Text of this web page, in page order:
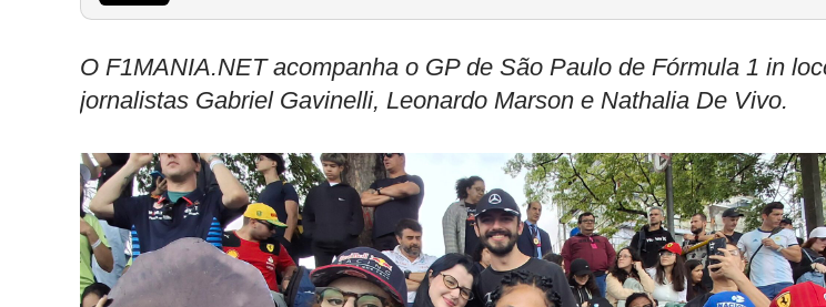
O F1MANIA.NET acompanha o GP de São Paulo de Fórmula 1 in
jornalistas Gabriel Gavinelli, Leonardo Marson e Nathalia De Vivo.